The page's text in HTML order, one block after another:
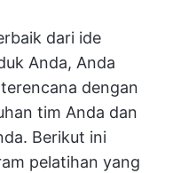
dari ide
Anda, Anda
dengan
tim Anda dan
Berikut ini
pelatihan yang